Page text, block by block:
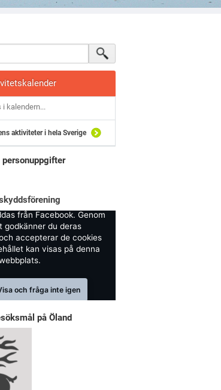
i kalendern...
aktiviteter i hela Sverige
personuppgifter
från Facebook. Genom
godkänner du deras
accepterar de cookies
kan visas på denna
och fråga inte igen
på Öland